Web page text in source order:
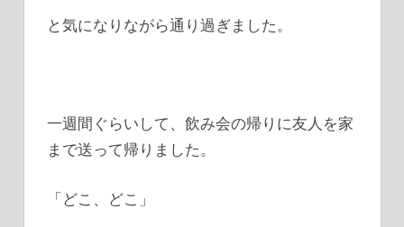
と気になりながら通り過ぎました。
一週間ぐらいして、飲み会の帰りに友人を家
まで送って帰りました。
「どこ、どこ」